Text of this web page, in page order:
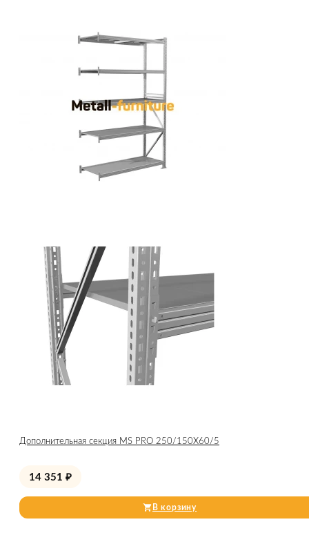
Дополнительная секция MS PRO 250/150X60/5
14 351 ₽
В корзину